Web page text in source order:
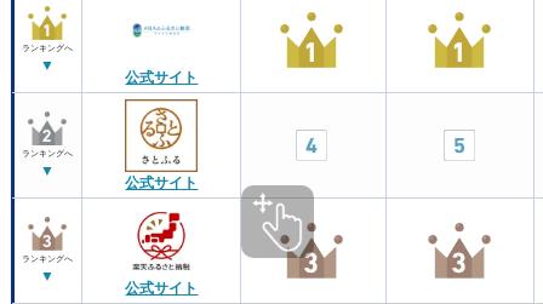
ランキングへ
▼
公式サイト
ランキングへ
▼
公式サイト
ランキングへ
▼
公式サイト